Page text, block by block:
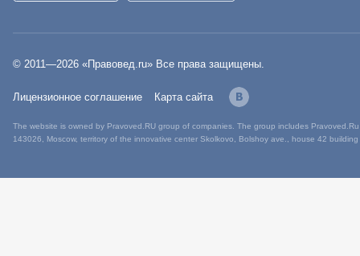
© 2011—2026 «Правовед.ru» Все права защищены.
Лицензионное соглашение Карта сайта
The website is owned by Pravoved.RU group of companies. The group includes
143026, Moscow, territory of the innovative center Skolkovo, Bolshoy ave., house 42